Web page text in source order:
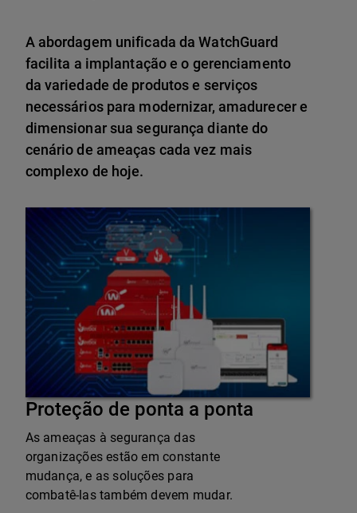
A abordagem unificada da WatchGuard
facilita a implantação e o gerenciamento
da variedade de produtos e serviços
necessários para modernizar, amadurecer e
dimensionar sua segurança diante do
cenário de ameaças cada vez mais
complexo de hoje.
Proteção de ponta a ponta
As ameaças à segurança das
organizações estão em constante
mudança, e as soluções para
combatê-las também devem mudar.